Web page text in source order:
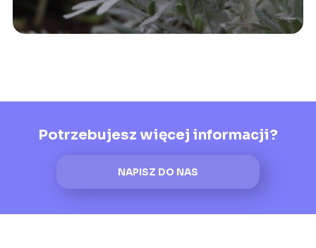
Potrzebujesz więcej informacji?
NAPISZ DO NAS